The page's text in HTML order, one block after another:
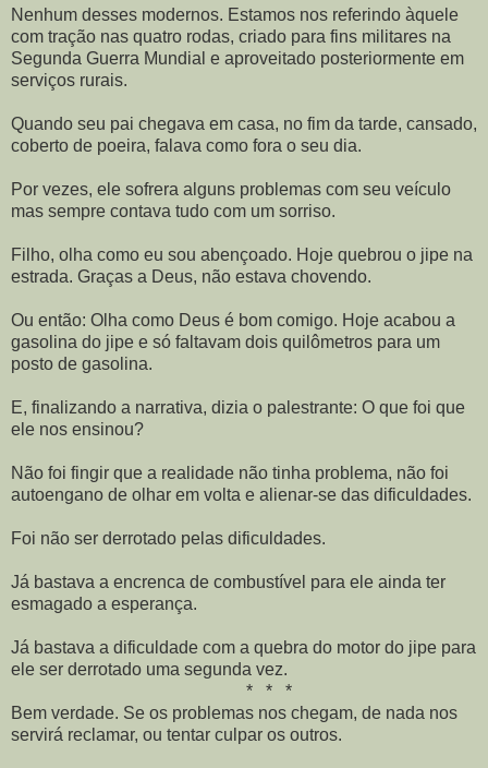
Nenhum desses modernos. Estamos nos referindo àquele
com tração nas quatro rodas, criado para fins militares na
Segunda Guerra Mundial e aproveitado posteriormente em
serviços rurais.
Quando seu pai chegava em casa, no fim da tarde, cansado,
coberto de poeira, falava como fora o seu dia.
Por vezes, ele sofrera alguns problemas com seu veículo
mas sempre contava tudo com um sorriso.
Filho, olha como eu sou abençoado. Hoje quebrou o jipe na
estrada. Graças a Deus, não estava chovendo.
Ou então: Olha como Deus é bom comigo. Hoje acabou a
gasolina do jipe e só faltavam dois quilômetros para um
posto de gasolina.
E, finalizando a narrativa, dizia o palestrante: O que foi que
ele nos ensinou?
Não foi fingir que a realidade não tinha problema, não foi
autoengano de olhar em volta e alienar-se das dificuldades.
Foi não ser derrotado pelas dificuldades.
Já bastava a encrenca de combustível para ele ainda ter
esmagado a esperança.
Já bastava a dificuldade com a quebra do motor do jipe para
ele ser derrotado uma segunda vez.
* * *
Bem verdade. Se os problemas nos chegam, de nada nos
servirá reclamar, ou tentar culpar os outros.